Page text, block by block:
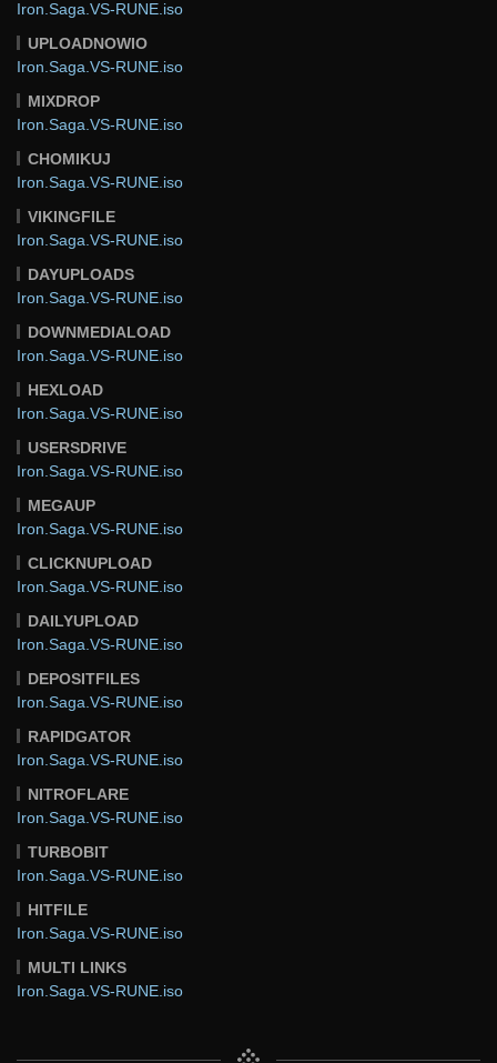
Iron.Saga.VS-RUNE.iso
UPLOADNOWIO
Iron.Saga.VS-RUNE.iso
MIXDROP
Iron.Saga.VS-RUNE.iso
CHOMIKUJ
Iron.Saga.VS-RUNE.iso
VIKINGFILE
Iron.Saga.VS-RUNE.iso
DAYUPLOADS
Iron.Saga.VS-RUNE.iso
DOWNMEDIALOAD
Iron.Saga.VS-RUNE.iso
HEXLOAD
Iron.Saga.VS-RUNE.iso
USERSDRIVE
Iron.Saga.VS-RUNE.iso
MEGAUP
Iron.Saga.VS-RUNE.iso
CLICKNUPLOAD
Iron.Saga.VS-RUNE.iso
DAILYUPLOAD
Iron.Saga.VS-RUNE.iso
DEPOSITFILES
Iron.Saga.VS-RUNE.iso
RAPIDGATOR
Iron.Saga.VS-RUNE.iso
NITROFLARE
Iron.Saga.VS-RUNE.iso
TURBOBIT
Iron.Saga.VS-RUNE.iso
HITFILE
Iron.Saga.VS-RUNE.iso
MULTI LINKS
Iron.Saga.VS-RUNE.iso